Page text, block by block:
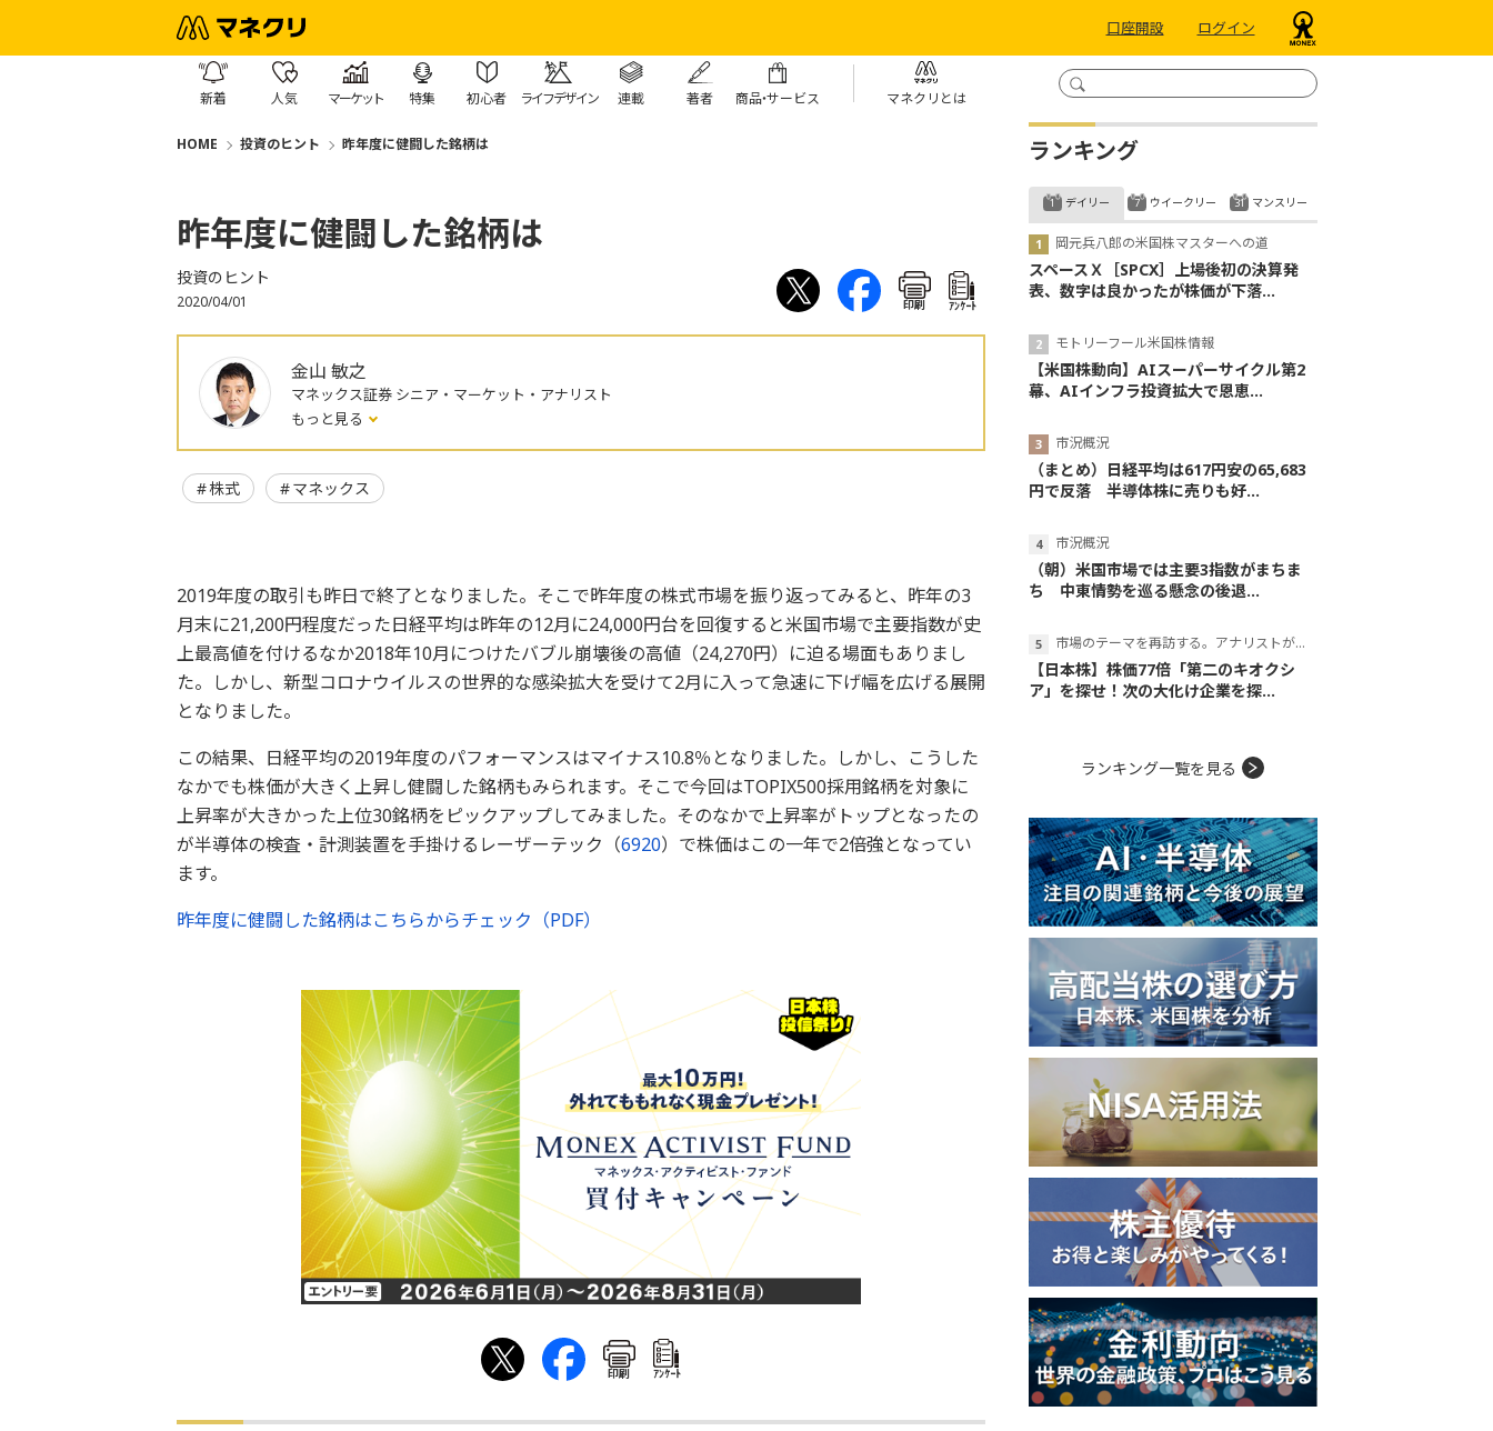
口座開設 ログイン
新着 人気 マーケット 特集 初心者 ライフデザイン 連載 著者 商品・サービス マネクリとは
HOME 投資のヒント 昨年度に健闘した銘柄は
昨年度に健闘した銘柄は
投資のヒント
2020/04/01 印刷 ｱﾝｹｰﾄ
金山 敏之
マネックス証券 シニア・マーケット・アナリスト
もっと見る
株式 マネックス
2019年度の取引も昨日で終了となりました。そこで昨年度の株式市場を振り返ってみると、昨年の3
月末に21,200円程度だった日経平均は昨年の12月に24,000円台を回復すると米国市場で主要指数が史
上最高値を付けるなか2018年10月につけたバブル崩壊後の高値（24,270円）に迫る場面もありまし
た。しかし、新型コロナウイルスの世界的な感染拡大を受けて2月に入って急速に下げ幅を広げる展開
となりました。
この結果、日経平均の2019年度のパフォーマンスはマイナス10.8％となりました。しかし、こうした
なかでも株価が大きく上昇し健闘した銘柄もみられます。そこで今回はTOPIX500採用銘柄を対象に
上昇率が大きかった上位30銘柄をピックアップしてみました。そのなかで上昇率がトップとなったの
が半導体の検査・計測装置を手掛けるレーザーテック（6920）で株価はこの一年で2倍強となってい
ます。
昨年度に健闘した銘柄はこちらからチェック（PDF）
印刷 ｱﾝｹｰﾄ
ランキング
デイリー
岡元兵八郎の米国株マスターへの道
スペースＸ［SPCX］上場後初の決算発
表、数字は良かったが株価が下落...
モトリーフール米国株情報
【米国株動向】AIスーパーサイクル第2
幕、AIインフラ投資拡大で恩恵...
市況概況
（まとめ）日経平均は617円安の65,683
円で反落 半導体株に売りも好...
市況概況
（朝）米国市場では主要3指数がまちま
ち 中東情勢を巡る懸念の後退...
市場のテーマを再訪する。アナリストが読み解くテーマの本質
【日本株】株価77倍「第二のキオクシ
ア」を探せ！次の大化け企業を探...
ウイークリー マンスリー
ランキング一覧を見る